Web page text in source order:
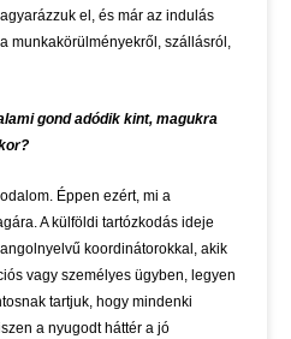
el, és már az indulás
munkakörülményekről, szállásról,
gond adódik kint, magukra
Éppen ezért, mi a
A külföldi tartózkodás ideje
koordinátorokkal, akik
vagy személyes ügyben, legyen
tartjuk, hogy mindenki
a nyugodt háttér a jó